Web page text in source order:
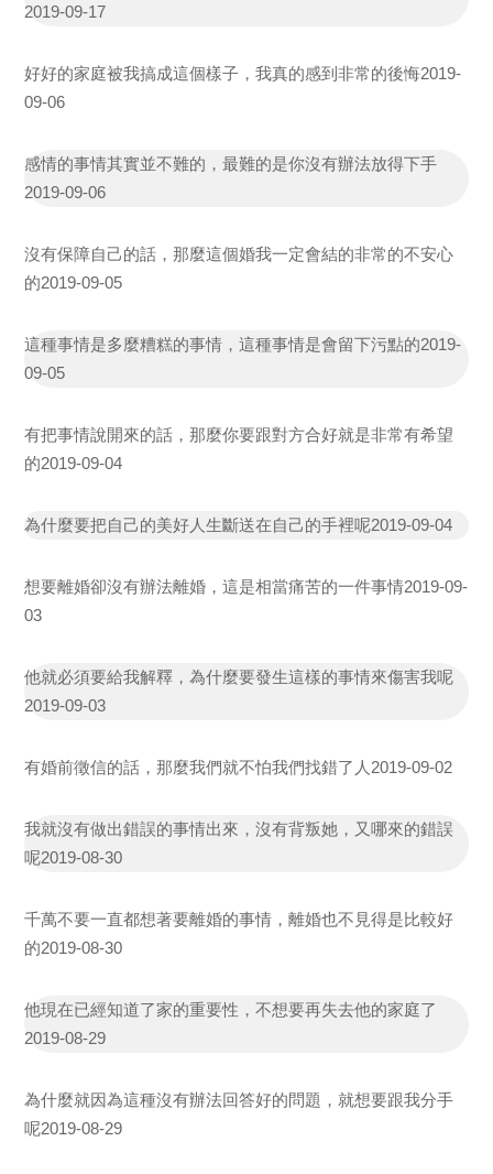
2019-09-17
好好的家庭被我搞成這個樣子，我真的感到非常的後悔2019-
09-06
感情的事情其實並不難的，最難的是你沒有辦法放得下手
2019-09-06
沒有保障自己的話，那麼這個婚我一定會結的非常的不安心
的2019-09-05
這種事情是多麼糟糕的事情，這種事情是會留下污點的2019-
09-05
有把事情說開來的話，那麼你要跟對方合好就是非常有希望
的2019-09-04
為什麼要把自己的美好人生斷送在自己的手裡呢2019-09-04
想要離婚卻沒有辦法離婚，這是相當痛苦的一件事情2019-09-
03
他就必須要給我解釋，為什麼要發生這樣的事情來傷害我呢
2019-09-03
有婚前徵信的話，那麼我們就不怕我們找錯了人 2019-09-02
我就沒有做出錯誤的事情出來，沒有背叛她，又哪來的錯誤
呢2019-08-30
千萬不要一直都想著要離婚的事情，離婚也不見得是比較好
的2019-08-30
他現在已經知道了家的重要性，不想要再失去他的家庭了
2019-08-29
為什麼就因為這種沒有辦法回答好的問題，就想要跟我分手
呢2019-08-29